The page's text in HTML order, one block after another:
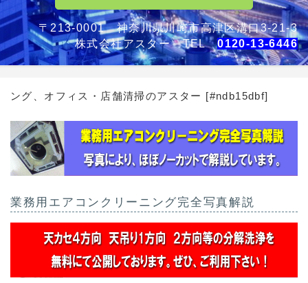
〒213-0001 神奈川県川崎市高津区溝口3-21-3
株式会社アスター TEL0120-13-6446
ング、オフィス・店舗清掃のアスター [#ndb15dbf]
業務用エアコンクリーニング完全写真解説